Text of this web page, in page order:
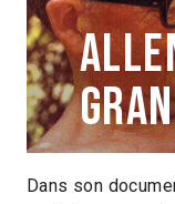
Marcia
Dans son